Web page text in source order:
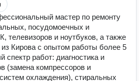
мастер по ремонту
посудомоечных и
и ноутбуков, а также
из Кирова с опытом работы более 5
работ: диагностика и
(замена компрессоров и
охлаждения), стиральных